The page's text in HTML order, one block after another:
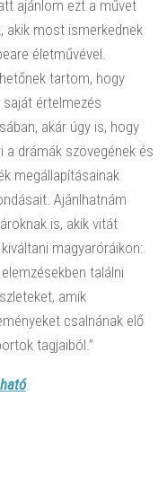
ajánlom ezt a művet
akik most ismerkednek
életművével.
tartom, hogy
értelmezés
akár úgy is, hogy
a drámák szövegének és
megállapításainak
Ajánlhatnám
is, akik vitát
magyaróráikon:
találni
amik
csalnának elő
tagjaiból.”
.